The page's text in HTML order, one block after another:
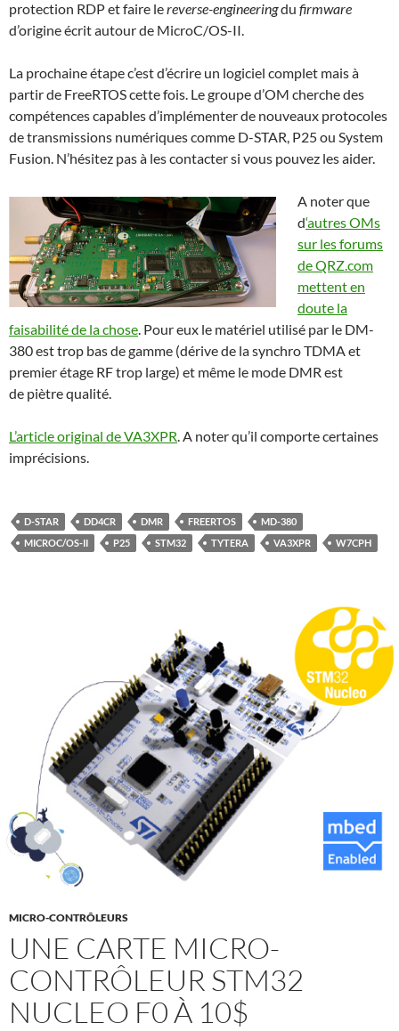
protection RDP et faire lereverse-engineeringdu firmware
d’origine écrit autour de MicroC/OS-II.
La prochaine étape c’est d’écrire un logiciel complet mais à
partir de FreeRTOS cette fois. Le groupe d’OM cherche des
compétences capables d’implémenter de nouveaux protocoles
de transmissions numériques comme D-STAR, P25 ou System
Fusion. N’hésitez pas à les contacter si vous pouvez les aider.
A noter que
d‘autres OMs
sur les forums
de QRZ.com
mettent en
doute la
faisabilité de la chose. Pour eux le matériel utilisé par le DM-
380 est trop bas de gamme (dérive de la synchro TDMA et
premier étage RF trop large) et même le mode DMR est
de piètre qualité.
L’article original de VA3XPR. A noter qu’il comporte certaines
imprécisions.
D-STAR DD4CR DMR FREERTOS
MD-380
MICROC/OS-II
P25 STM32 TYTERA VA3XPR W7CPH
MICRO-CONTRÔLEURS
UNE CARTE MICRO-
CONTRÔLEUR STM32
NUCLEO F0 À 10$